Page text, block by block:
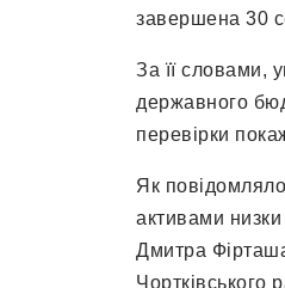
завершена 30
За її словами,
державного
перевірки
Як
активами низки
Дмитра
Чортківського